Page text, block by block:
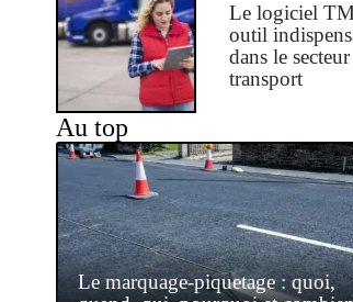
Le logiciel
outil
dans le
transport
Au top
Le marquage-piquetage : quoi,